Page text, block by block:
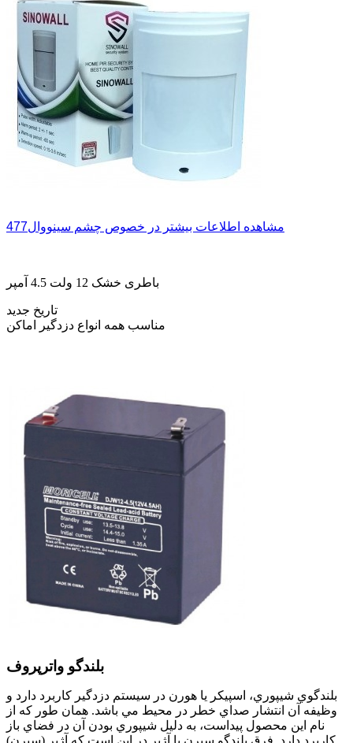
مشاهده اطلاعات بیشتر در خصوص چشم سینووال477
باطری خشک 12 ولت 4.5 آمپر
تاریخ جدید
مناسب همه انواع دزدگیر اماکن
بلندگو واترپروف
بلندگوي شيپوري، اسپيكر يا هورن در سيستم دزدگير كاربرد دارد و
وظيفه آن انتشار صداي خطر در محيط مي باشد. همان طور كه از
نام اين محصول پيداست، به دليل شيپوري بودن آن در فضاي باز
كاربرد دارد. فرق بلندگو سيرن يا آژير در اين است كه آژير (سيرن)